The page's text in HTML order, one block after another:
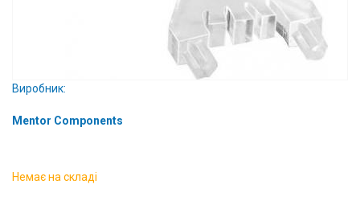
Контакти
Виробник:
Mentor Components
Немає на складі